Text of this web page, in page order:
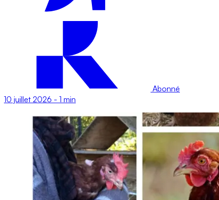
Abonné
10 juillet 2026 - 1 min